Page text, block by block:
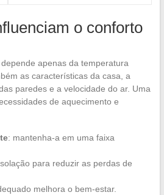
o conforto
apenas da temperatura
as características da casa, a
paredes e a velocidade do ar. Uma
de aquecimento e
: mantenha-a em uma faixa
para reduzir as perdas de
melhora o bem-estar.